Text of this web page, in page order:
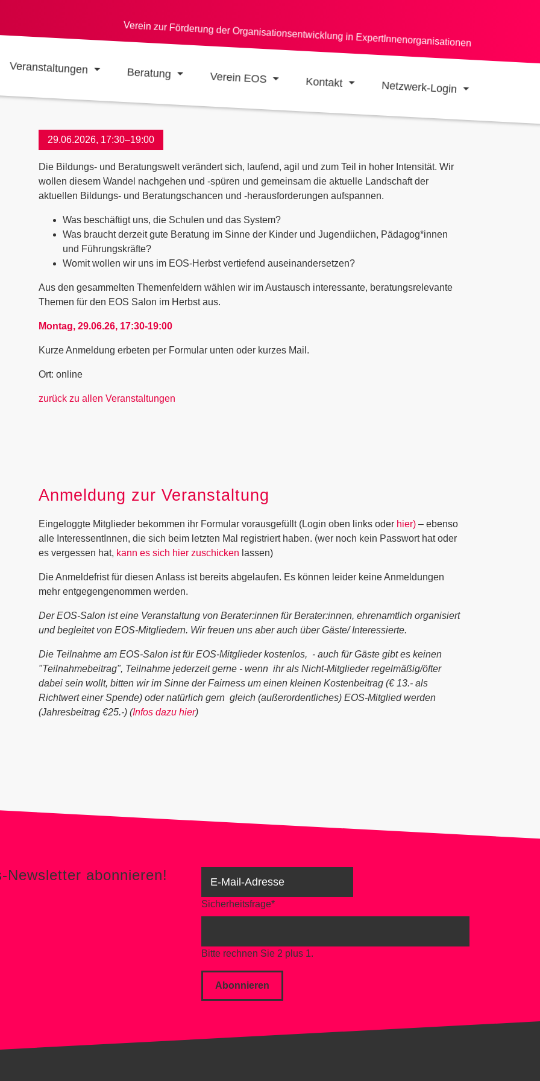
Verein zur Förderung der Organisationsentwicklung in ExpertInnenorganisationen
Veranstaltungen Beratung Verein EOS Kontakt Netzwerk-Login
29.06.2026, 17:30–19:00
Die Bildungs- und Beratungswelt verändert sich, laufend, agil und zum Teil in hoher Intensität. Wir
wollen diesem Wandel nachgehen und -spüren und gemeinsam die aktuelle Landschaft der
aktuellen Bildungs- und Beratungschancen und -herausforderungen aufspannen.
Was beschäftigt uns, die Schulen und das System?
Was braucht derzeit gute Beratung im Sinne der Kinder und Jugendiichen, Pädagog*innen
und Führungskräfte?
Womit wollen wir uns im EOS-Herbst vertiefend auseinandersetzen?
Aus den gesammelten Themenfeldern wählen wir im Austausch interessante, beratungsrelevante
Themen für den EOS Salon im Herbst aus.
Montag, 29.06.26, 17:30-19:00
Kurze Anmeldung erbeten per Formular unten oder kurzes Mail.
Ort: online
zurück zu allen Veranstaltungen
Anmeldung zur Veranstaltung
Eingeloggte Mitglieder bekommen ihr Formular vorausgefüllt (Login oben links oder hier) – ebenso
alle InteressentInnen, die sich beim letzten Mal registriert haben. (wer noch kein Passwort hat oder
es vergessen hat, kann es sich hier zuschicken lassen)
Die Anmeldefrist für diesen Anlass ist bereits abgelaufen. Es können leider keine Anmeldungen
mehr entgegengenommen werden.
Der EOS-Salon ist eine Veranstaltung von Berater:innen für Berater:innen, ehrenamtlich organisiert
und begleitet von EOS-Mitgliedern. Wir freuen uns aber auch über Gäste/ Interessierte.
Die Teilnahme am EOS-Salon ist für EOS-Mitglieder kostenlos, - auch für Gäste gibt es keinen
"Teilnahmebeitrag", Teilnahme jederzeit gerne - wenn ihr als Nicht-Mitglieder regelmäßig/öfter
dabei sein wollt, bitten wir im Sinne der Fairness um einen kleinen Kostenbeitrag (€ 13.- als
Richtwert einer Spende) oder natürlich gern gleich (außerordentliches) EOS-Mitglied werden
(Jahresbeitrag €25.-) (Infos dazu hier)
abonnieren!
Sicherheitsfrage*
Bitte rechnen Sie 2 plus 1.
Abonnieren